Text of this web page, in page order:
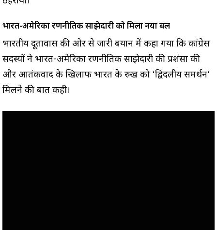
भारत-अमेरिका रणनीतिक साझेदारी को मिला नया बल
भारतीय दूतावास की ओर से जारी बयान में कहा गया कि कांग्रेस
सदस्यों ने भारत-अमेरिका रणनीतिक साझेदारी की प्रशंसा की
और आतंकवाद के खिलाफ भारत के रुख को ‘द्विदलीय समर्थन’
मिलने की बात कही।